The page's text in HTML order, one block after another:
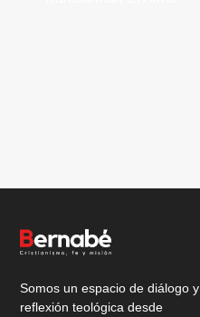
Somos un espacio de diálogo y
reflexión teológica desde